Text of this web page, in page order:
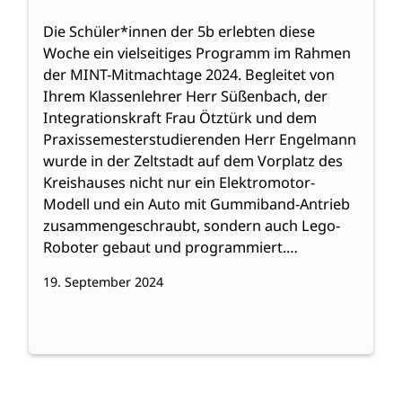
Die Schüler*innen der 5b erlebten diese
Woche ein vielseitiges Programm im Rahmen
der MINT-Mitmachtage 2024. Begleitet von
Ihrem Klassenlehrer Herr Süßenbach, der
Integrationskraft Frau Ötztürk und dem
Praxissemesterstudierenden Herr Engelmann
wurde in der Zeltstadt auf dem Vorplatz des
Kreishauses nicht nur ein Elektromotor-
Modell und ein Auto mit Gummiband-Antrieb
zusammengeschraubt, sondern auch Lego-
Roboter gebaut und programmiert.…
19. September 2024